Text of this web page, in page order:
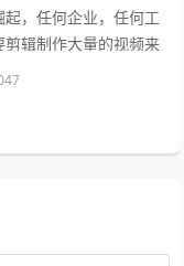
起，任何企业，任何工
辑制作大量的视频来
朋友圈，发淘宝等自